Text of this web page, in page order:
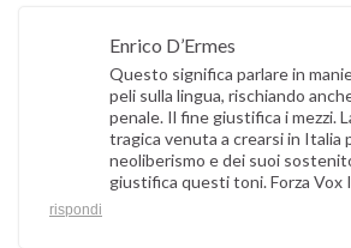
Enrico D’Ermes
Questo significa parlare in
peli sulla lingua, rischiando
penale. Il fine giustifica i mezzi.
tragica venuta a crearsi in Italia
neoliberismo e dei suoi
giustifica questi toni. Forza Vox
rispondi